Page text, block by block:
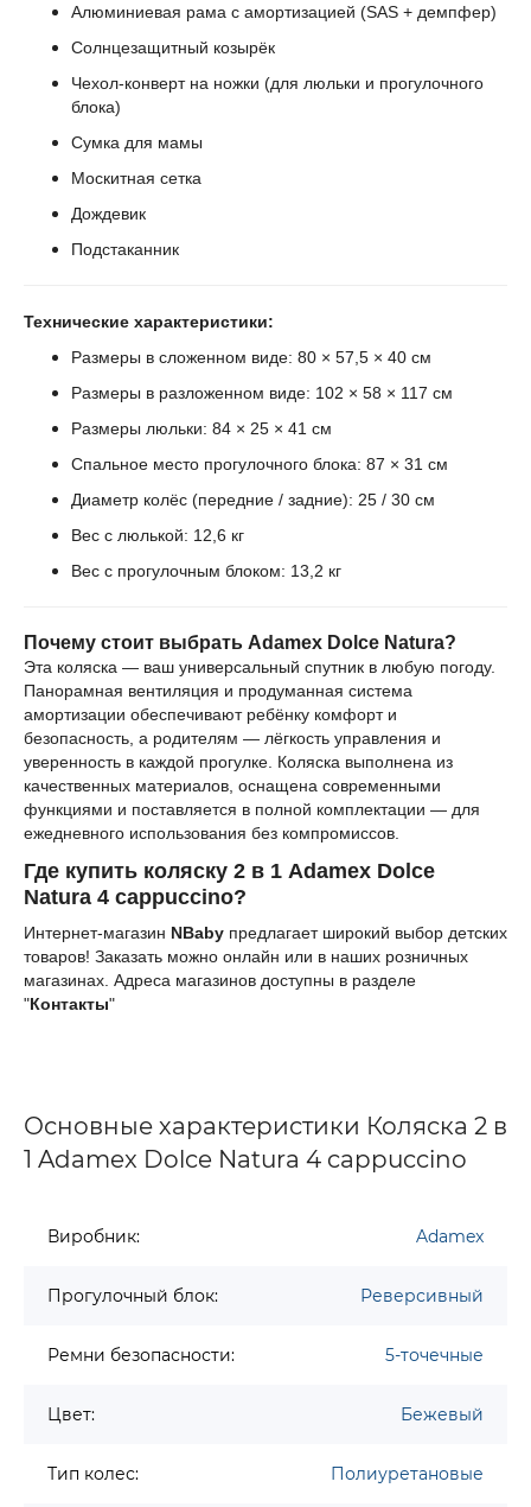
Алюминиевая рама с амортизацией (SAS + демпфер)
Солнцезащитный козырёк
Чехол-конверт на ножки (для люльки и прогулочного
блока)
Сумка для мамы
Москитная сетка
Дождевик
Подстаканник
Технические характеристики:
Размеры в сложенном виде: 80 × 57,5 × 40 см
Размеры в разложенном виде: 102 × 58 × 117 см
Размеры люльки: 84 × 25 × 41 см
Спальное место прогулочного блока: 87 × 31 см
Диаметр колёс (передние / задние): 25 / 30 см
Вес с люлькой: 12,6 кг
Вес с прогулочным блоком: 13,2 кг
Почему стоит выбрать Adamex Dolce Natura?
Эта коляска — ваш универсальный спутник в любую погоду.
Панорамная вентиляция и продуманная система
амортизации обеспечивают ребёнку комфорт и
безопасность, а родителям — лёгкость управления и
уверенность в каждой прогулке. Коляска выполнена из
качественных материалов, оснащена современными
функциями и поставляется в полной комплектации — для
ежедневного использования без компромиссов.
Где купить коляску 2 в 1 Adamex Dolce
Natura 4 cappuccino?
Интернет-магазин NBaby предлагает широкий выбор детских
товаров! Заказать можно онлайн или в наших розничных
магазинах. Адреса магазинов доступны в разделе
"Контакты"
Основные характеристики Коляска 2 в
1 Adamex Dolce Natura 4 cappuccino
Виробник: Adamex
Прогулочный блок: Реверсивный
Ремни безопасности: 5-точечные
Цвет: Бежевый
Тип колес: Полиуретановые